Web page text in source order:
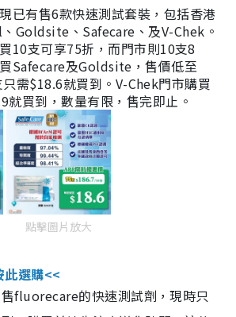
已有售6款快速測試套裝，包括香港
Goldsite、Safecare、及V-Chek。
10支可享75折，而門市則10支8
Safecare及Goldsite，售價低至
需$18.6就買到。V-Chek門市購買
就買到，數量有限，售完即止。
點擊圖片放大
此選購<<
fluorecare的快速測試劑，現時只